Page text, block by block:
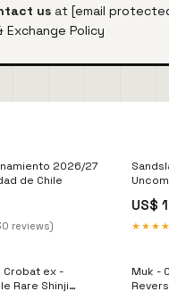
us at [email
Exchange Policy
2026/27
de Chile
reviews)
US$
Crobat ex -
Rare Shinji
Muk -